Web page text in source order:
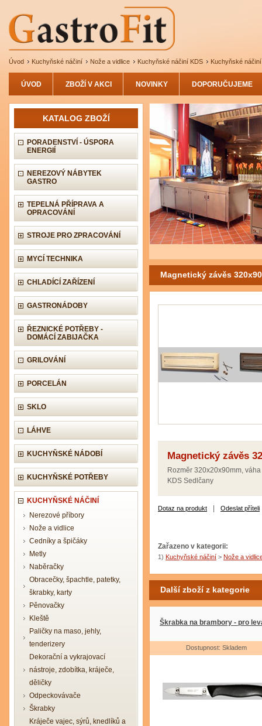
Úvod Kuchyňské náčiní Nože a vidlice Kuchyňské náčiní KDS Kuchyňské náčiní
ÚVOD ZBOŽÍ V AKCI NOVINKY DOPORUČUJEME
KATALOG ZBOŽÍ
PORADENSTVÍ - ÚSPORA
ENERGIÍ
NEREZOVÝ NÁBYTEK
GASTRO
TEPELNÁ PŘÍPRAVA A
OPRACOVÁNÍ
STROJE PRO ZPRACOVÁNÍ
MYCÍ TECHNIKA
CHLADÍCÍ ZAŘÍZENÍ
GASTRONÁDOBY
ŘEZNICKÉ POTŘEBY -
DOMÁCÍ ZABIJAČKA
GRILOVÁNÍ
PORCELÁN
SKLO
LÁHVE
KUCHYŇSKÉ NÁDOBÍ
KUCHYŇSKÉ POTŘEBY
KUCHYŇSKÉ NÁČINÍ
Nerezové příbory
Nože a vidlice
Cedníky a špičáky
Metly
Naběračky
Obracečky, špachtle, patetky,
škrabky, karty
Pěnovačky
Kleště
Paličky na maso, jehly,
tenderizery
Dekorační a vykrajovací
nástroje, zdobítka, kráječe,
děličky
Odpeckovávače
Škrabky
Kráječe vajec, sýrů, knedlíků a
Magnetický závěs
Magnetický závěs
Rozměr 320x20x90mm,
KDS Sedlčany
Dotaz na produkt Odeslat příteli
Zařazeno v kategorii:
1) Kuchyňské náčiní > Nože a
Další zboží z kategorie
Škrabka na brambory - pro
Dostupnost: Skladem